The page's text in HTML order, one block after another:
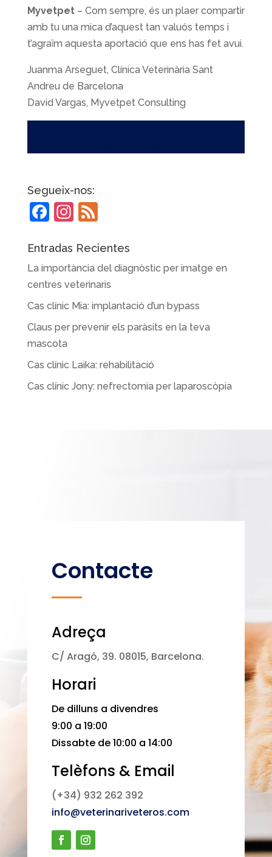
Myvetpet– Com sempre, és un plaer compartir
amb tu una mica d’aquest tan valuós temps i
t’agraïm aquesta aportació que ens has fet avui.
Juanma Arseguet, Clínica Veterinària Sant
Andreu de Barcelona
David Vargas, Myvetpet Consulting
Segueix-nos:
F
c
e
b
o
o
k
In
a
gr
a
m
F
e
d
Entradas Recientes
La importància del diagnòstic per imatge en
centres veterinaris
Cas clínic Mia: implantació d’un bypass
Claus per prevenir els paràsits en la teva
mascota
Cas clínic Laika: rehabilitació
Cas clínic Jony: nefrectomia per laparoscòpia
Contacte
Adreça
C/ Aragó, 39. 08015, Barcelona.
Horari
De dilluns a divendres
9:00 a 19:00
Dissabte de 10:00 a 14:00
Telèfons & Email
(+34) 932 262 392
info@veterinariveteros.com